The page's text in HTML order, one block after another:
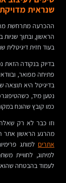
שנראית
ההכרעה מתרחשת
הראשון, ובתוך שניות
בעוד חזית
בדיוק בנקודה הזאת
פתיחה מפואר,
בדיגיטל היא
נטען מיד,
כמו קובץ שהונח
וזו כבר לא רק
מהרגע הראשון אתר
אתרים למותג
למיתוג, לחוויית
לעמוד בהבטחה